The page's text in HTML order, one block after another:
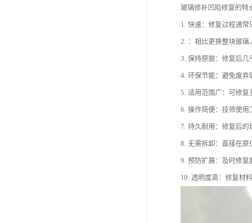
玻璃修补凹陷修复的特
1. 快速：修复过程通常
2. ：相比更换整块玻璃
3. 保持原貌：修复后几
4. 环保节能：避免废弃
5. 适用范围广：可修复
6. 操作简便：技师使用
7. 持久耐用：修复后的
8. 无需拆卸：直接在原
9. 预防扩展：及时修复
10. 透明度高：修复材